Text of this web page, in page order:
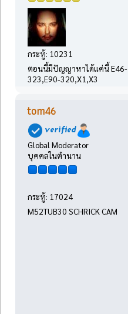
กระทู้: 10231
ตอนนี้มีปัญญาหาได้แค่นี้ E46-
323,E90-320,X1,X3
tom46
Global Moderator
บุคคลในตำนาน
กระทู้: 17024
M52TUB30 SCHRICK CAM